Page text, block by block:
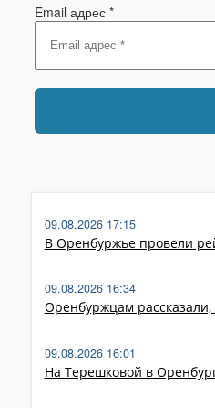
Email адрес *
В Оренбуржье провели
09.08.2026 17:15
Оренбуржцам
09.08.2026 16:34
На Терешковой в
09.08.2026 16:01